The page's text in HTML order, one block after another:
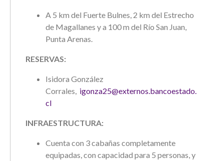
A 5 km del Fuerte Bulnes, 2 km del Estrecho
de Magallanes y a 100 m del Río San Juan,
Punta Arenas.
RESERVAS:
Isidora González
Corrales, igonza25@externos.bancoestado.
cl
INFRAESTRUCTURA:
Cuenta con 3 cabañas completamente
equipadas, con capacidad para 5 personas, y